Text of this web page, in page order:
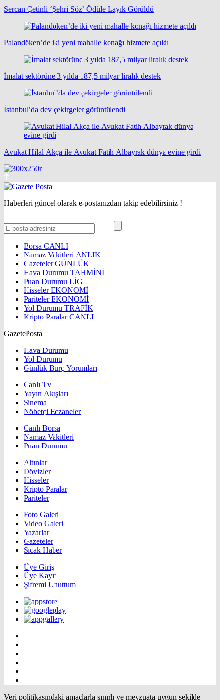
Sercan Çetinli ‘Şehri Söz’ Ödüle Layık Görüldü
Palandöken’de iki yeni mahalle konağı hizmete açıldı
İmalat sektörüne 3 yılda 187,5 milyar liralık destek
İstanbul’da dev çekirgeler görüntülendi
Avukat Hilal Akça ile Avukat Fatih Albayrak dünya evine girdi
Haberleri güncel olarak e-postanızdan takip edebilirsiniz !
Borsa CANLI
Namaz Vakitleri ANLIK
GazetelerGÜNLÜK
Hava Durumu TAHMİNİ
Puan Durumu LİG
HisselerEKONOMİ
ParitelerEKONOMİ
Yol Durumu TRAFİK
Kripto ParalarCANLI
GazetePosta
Hava Durumu
Yol Durumu
Günlük Burç Yorumları
Canlı Tv
Yayın Akışları
Sinema
Nöbetçi Eczaneler
Canlı Borsa
Namaz Vakitleri
Puan Durumu
Altınlar
Dövizler
Hisseler
Kripto Paralar
Pariteler
Foto Galeri
Video Galeri
Yazarlar
Gazeteler
Sıcak Haber
Üye Giriş
Üye Kayıt
Şifremi Unuttum
Veri politikasındaki amaçlarla sınırlı ve mevzuata uygun şekilde